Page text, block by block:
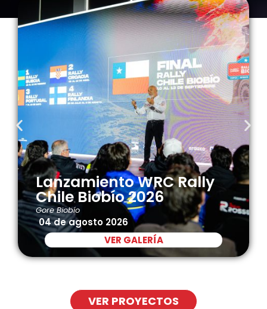
Lanzamiento WRC Rally
Chile Biobío 2026
Gore Biobío
04 de agosto 2026
VER GALERÍA
VER PROYECTOS